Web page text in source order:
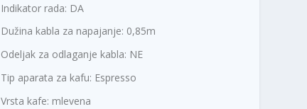
Indikator rada: DA
Dužina kabla za napajanje: 0,85m
Odeljak za odlaganje kabla: NE
Tip aparata za kafu: Espresso
Vrsta kafe: mlevena